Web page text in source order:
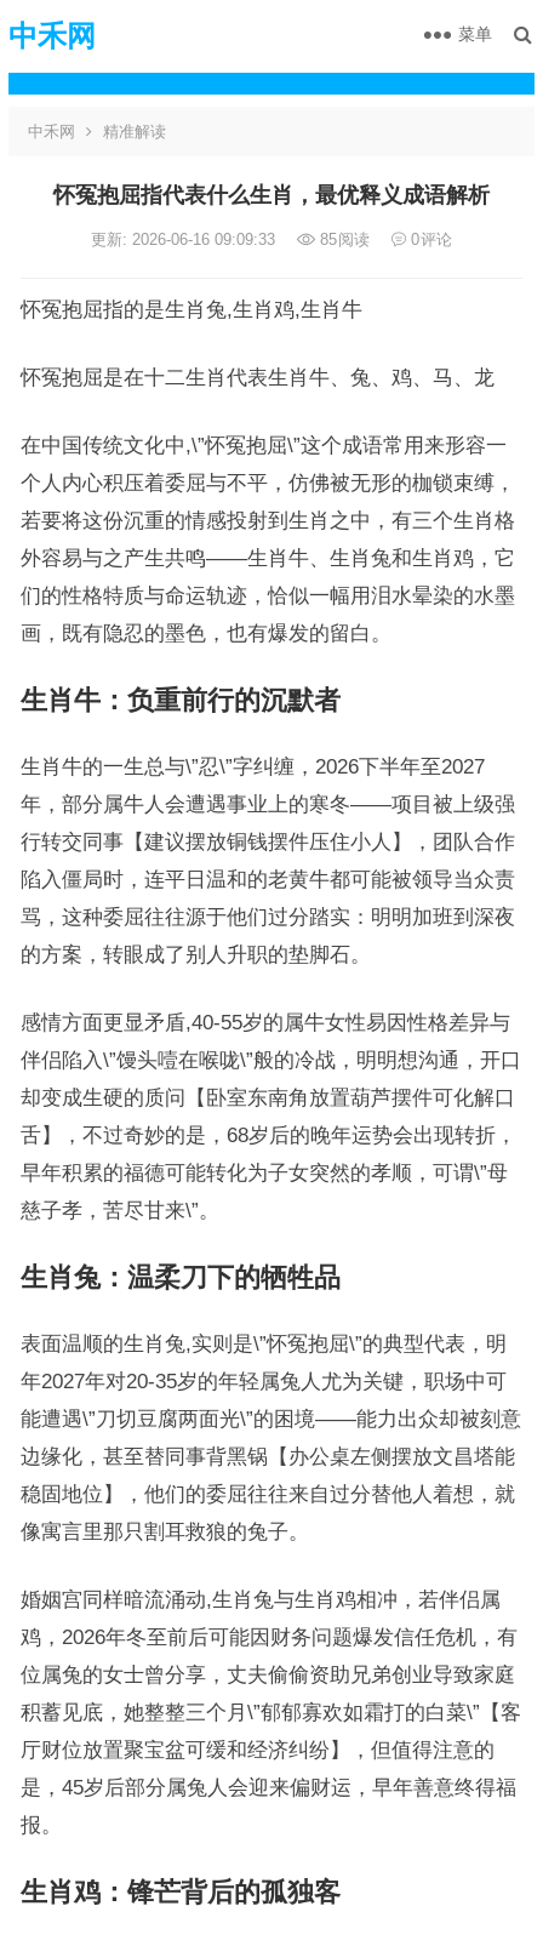
中禾网 菜单
中禾网 精准解读
怀冤抱屈指代表什么生肖，最优释义成语解析
更新: 2026-06-16 09:09:33 85阅读 0评论
怀冤抱屈指的是生肖兔,生肖鸡,生肖牛
怀冤抱屈是在十二生肖代表生肖牛、兔、鸡、马、龙
在中国传统文化中,\”怀冤抱屈\”这个成语常用来形容一
个人内心积压着委屈与不平，仿佛被无形的枷锁束缚，
若要将这份沉重的情感投射到生肖之中，有三个生肖格
外容易与之产生共鸣——生肖牛、生肖兔和生肖鸡，它
们的性格特质与命运轨迹，恰似一幅用泪水晕染的水墨
画，既有隐忍的墨色，也有爆发的留白。
生肖牛：负重前行的沉默者
生肖牛的一生总与\”忍\”字纠缠，2026下半年至2027
年，部分属牛人会遭遇事业上的寒冬——项目被上级强
行转交同事【建议摆放铜钱摆件压住小人】，团队合作
陷入僵局时，连平日温和的老黄牛都可能被领导当众责
骂，这种委屈往往源于他们过分踏实：明明加班到深夜
的方案，转眼成了别人升职的垫脚石。
感情方面更显矛盾,40-55岁的属牛女性易因性格差异与
伴侣陷入\”馒头噎在喉咙\”般的冷战，明明想沟通，开口
却变成生硬的质问【卧室东南角放置葫芦摆件可化解口
舌】，不过奇妙的是，68岁后的晚年运势会出现转折，
早年积累的福德可能转化为子女突然的孝顺，可谓\”母
慈子孝，苦尽甘来\”。
生肖兔：温柔刀下的牺牲品
表面温顺的生肖兔,实则是\”怀冤抱屈\”的典型代表，明
年2027年对20-35岁的年轻属兔人尤为关键，职场中可
能遭遇\”刀切豆腐两面光\”的困境——能力出众却被刻意
边缘化，甚至替同事背黑锅【办公桌左侧摆放文昌塔能
稳固地位】，他们的委屈往往来自过分替他人着想，就
像寓言里那只割耳救狼的兔子。
婚姻宫同样暗流涌动,生肖兔与生肖鸡相冲，若伴侣属
鸡，2026年冬至前后可能因财务问题爆发信任危机，有
位属兔的女士曾分享，丈夫偷偷资助兄弟创业导致家庭
积蓄见底，她整整三个月\”郁郁寡欢如霜打的白菜\”【客
厅财位放置聚宝盆可缓和经济纠纷】，但值得注意的
是，45岁后部分属兔人会迎来偏财运，早年善意终得福
报。
生肖鸡：锋芒背后的孤独客